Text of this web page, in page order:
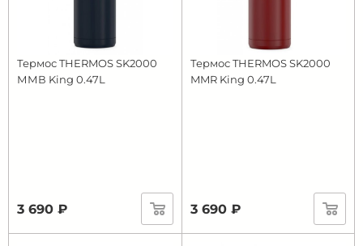
Термос THERMOS SK2000
ММВ King 0.47L
3 690 ₽
Термос THERMOS SK2000
MMR King 0.47L
3 690 ₽